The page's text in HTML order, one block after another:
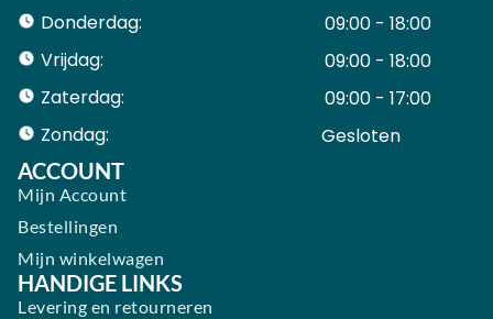
Donderdag:
09:00 - 18:00
Vrijdag:
09:00 - 18:00
Zaterdag:
09:00 - 17:00
Zondag:
Gesloten ​ ​ ​ ​ ​ ​ ​
ACCOUNT
Mijn Account
Bestellingen
Mijn winkelwagen
HANDIGE LINKS
Levering en retourneren